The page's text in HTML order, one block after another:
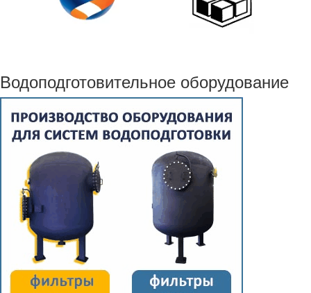
Водоподготовительное оборудование